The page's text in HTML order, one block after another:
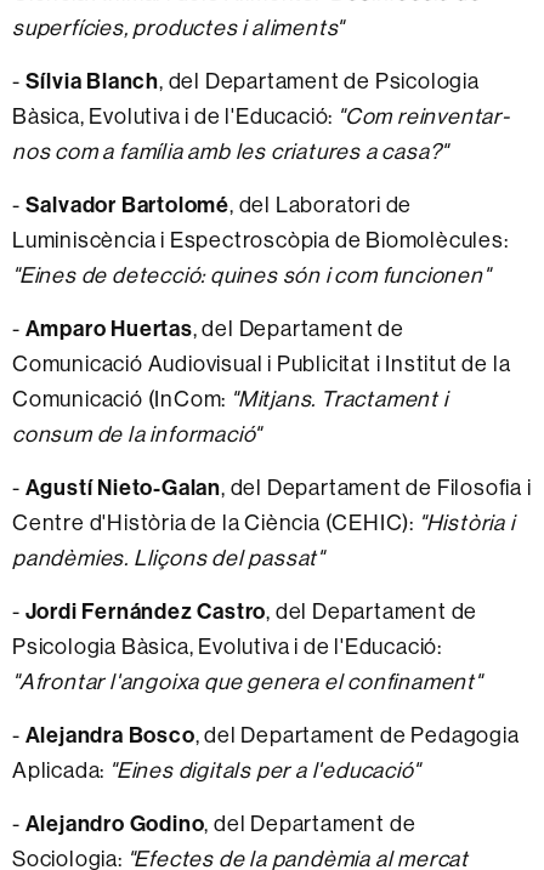
superfícies, productes i aliments"
- Sílvia Blanch, del Departament de Psicologia
Bàsica, Evolutiva i de l'Educació: "Com reinventar-
nos com a família amb les criatures a casa?"
- Salvador Bartolomé, del Laboratori de
Luminiscència i Espectroscòpia de Biomolècules:
"Eines de detecció: quines són i com funcionen"
- Amparo Huertas, del Departament de
Comunicació Audiovisual i Publicitat i Institut de la
Comunicació (InCom: "Mitjans. Tractament i
consum de la informació"
- Agustí Nieto-Galan, del Departament de Filosofia i
Centre d'Història de la Ciència (CEHIC): "Història i
pandèmies. Lliçons del passat"
- Jordi Fernández Castro, del Departament de
Psicologia Bàsica, Evolutiva i de l'Educació:
"Afrontar l'angoixa que genera el confinament"
- Alejandra Bosco, del Departament de Pedagogia
Aplicada: "Eines digitals per a l'educació"
- Alejandro Godino, del Departament de
Sociologia: "Efectes de la pandèmia al mercat